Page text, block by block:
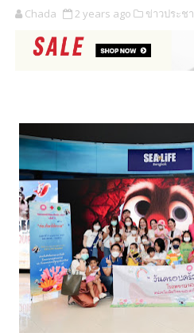
Chada 2 years ago ข่าวประช